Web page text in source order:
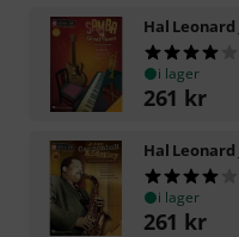
Hal Leonard
i lager
261 kr
Hal Leonard
i lager
261 kr